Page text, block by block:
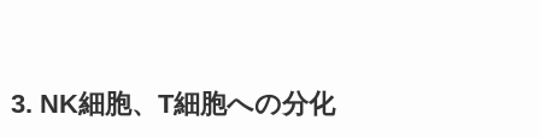
3. NK細胞、T細胞への分化